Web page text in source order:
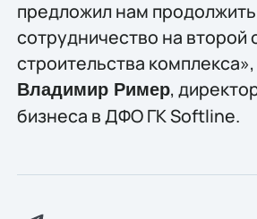
предложил нам продолжить
сотрудничество на второй
строительства
Владимир Ример,
бизнеса в ДФО ГК Softline.